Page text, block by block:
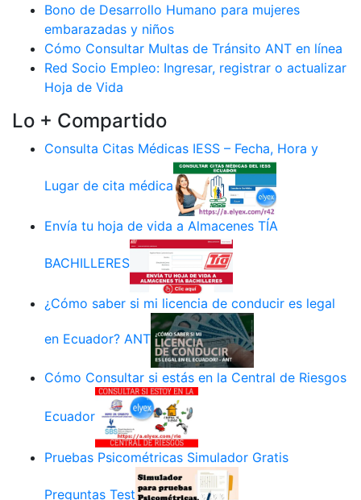
Bono de Desarrollo Humano para mujeres
embarazadas y niños
Cómo Consultar Multas de Tránsito ANT en línea
Red Socio Empleo: Ingresar, registrar o actualizar
Hoja de Vida
Lo + Compartido
Consulta Citas Médicas IESS – Fecha, Hora y
Lugar de cita médica
Envía tu hoja de vida a Almacenes TÍA
BACHILLERES
¿Cómo saber si mi licencia de conducir es legal
en Ecuador? ANT
Cómo Consultar si estás en la Central de Riesgos
Ecuador
Pruebas Psicométricas Simulador Gratis
Preguntas Test